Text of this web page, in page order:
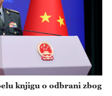
knjigu o odbrani zbog